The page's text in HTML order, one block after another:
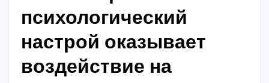
психологический
настрой оказывает
воздействие на